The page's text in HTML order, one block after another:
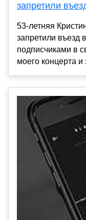
запретили
53-летняя
запретили въезд
подписчиками в
моего концерта и